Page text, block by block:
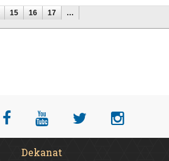
15 16 17 …
Dekanat